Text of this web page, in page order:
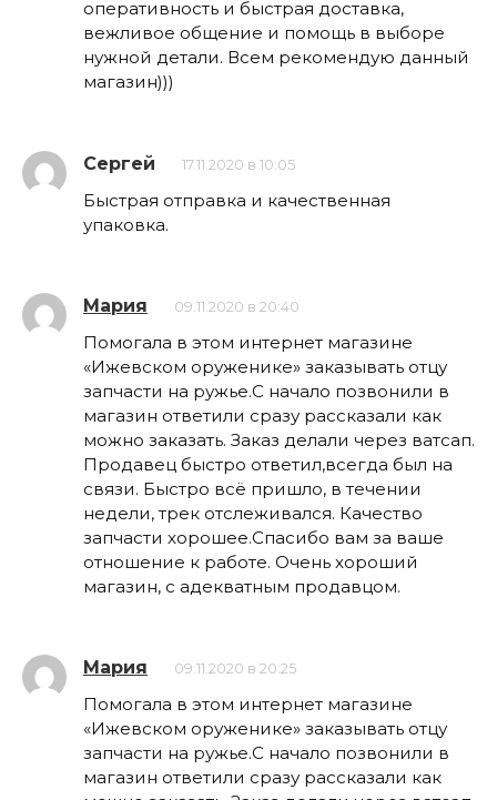
оперативность и быстрая доставка,
вежливое общение и помощь в выборе
нужной детали. Всем рекомендую данный
магазин)))
Сергей 17.11.2020 в 10:05
Быстрая отправка и качественная
упаковка.
Мария 09.11.2020 в 20:40
Помогала в этом интернет магазине
«Ижевском оруженике» заказывать отцу
запчасти на ружье.С начало позвонили в
магазин ответили сразу рассказали как
можно заказать. Заказ делали через ватсап.
Продавец быстро ответил,всегда был на
связи. Быстро всё пришло, в течении
недели, трек отслеживался. Качество
запчасти хорошее.Спасибо вам за ваше
отношение к работе. Очень хороший
магазин, с адекватным продавцом.
Мария 09.11.2020 в 20:25
Помогала в этом интернет магазине
«Ижевском оруженике» заказывать отцу
запчасти на ружье.С начало позвонили в
магазин ответили сразу рассказали как